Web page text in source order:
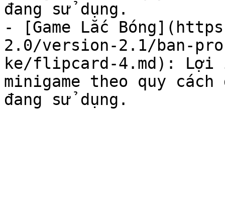
đang sử dụng.
- [Game Lắc
2.0/version-2.1/ban-
ke/flipcard-4.md): Lợi
minigame theo quy